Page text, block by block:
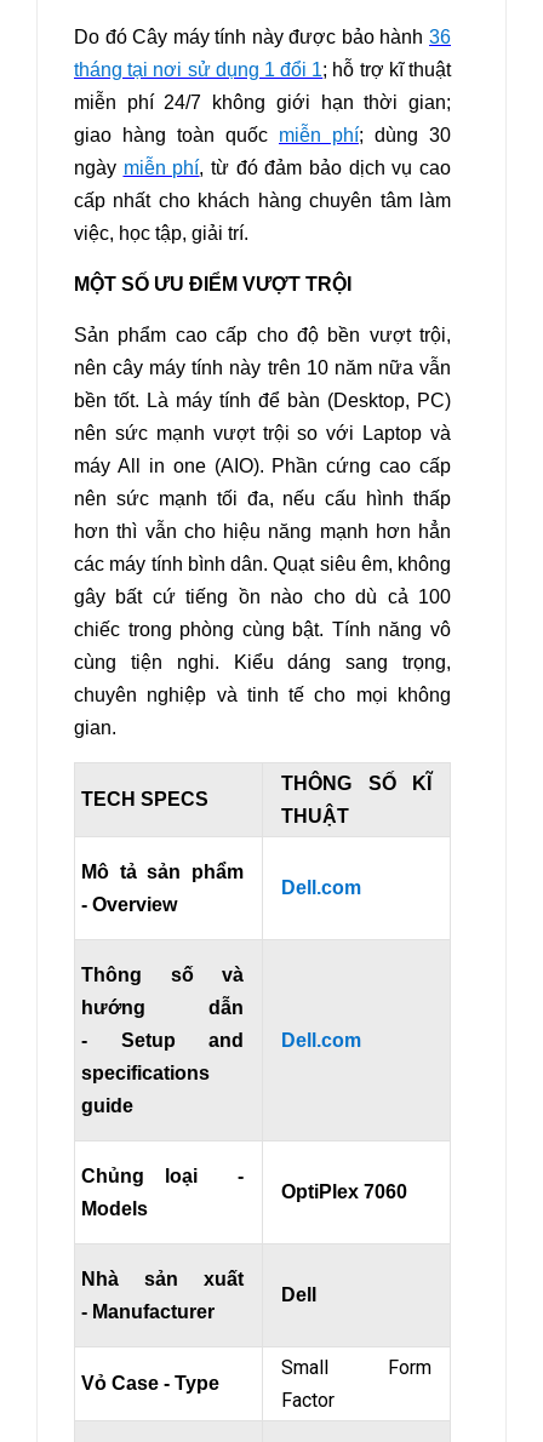
Do đó Cây máy tính này được bảo hành 36
tháng tại nơi sử dụng 1 đổi 1; hỗ trợ kĩ thuật
miễn phí 24/7 không giới hạn thời gian;
giao hàng toàn quốc miễn phí; dùng 30
ngày miễn phí, từ đó đảm bảo dịch vụ cao
cấp nhất cho khách hàng chuyên tâm làm
việc, học tập, giải trí.
MỘT SỐ ƯU ĐIỂM VƯỢT TRỘI
Sản phẩm cao cấp cho độ bền vượt trội,
nên cây máy tính này trên 10 năm nữa vẫn
bền tốt. Là máy tính để bàn (Desktop, PC)
nên sức mạnh vượt trội so với Laptop và
máy All in one (AIO). Phần cứng cao cấp
nên sức mạnh tối đa, nếu cấu hình thấp
hơn thì vẫn cho hiệu năng mạnh hơn hẳn
các máy tính bình dân. Quạt siêu êm, không
gây bất cứ tiếng ồn nào cho dù cả 100
chiếc trong phòng cùng bật. Tính năng vô
cùng tiện nghi. Kiểu dáng sang trọng,
chuyên nghiệp và tinh tế cho mọi không
gian.
TECH SPECS
THÔNG SỐ KĨ
THUẬT
Mô tả sản phẩm
- Overview
Dell.com
Thông số và
hướng dẫn
- Setup and
specifications
guide
Dell.com
Chủng loại -
Models
OptiPlex 7060
Nhà sản xuất
- Manufacturer
Dell
Vỏ Case - Type
Small Form
Factor